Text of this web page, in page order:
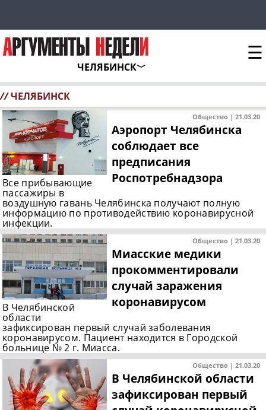
ЧЕЛЯБИНСК
☰
//ЧЕЛЯБИНСК
Общество | 21.03.20
Аэропорт Челябинска
соблюдает все
предписания
Роспотребнадзора
Все прибывающие
пассажиры в
воздушную гавань Челябинска получают полную
информацию по противодействию коронавирусной
инфекции.
Общество | 21.03.20
Миасские медики
прокомментировали
случай заражения
коронавирусом
В Челябинской
области
зафиксирован первый случай заболевания
коронавирусом. Пациент находится в Городской
больнице № 2 г. Миасса.
Общество | 21.03.20
В Челябинской области
зафиксирован первый